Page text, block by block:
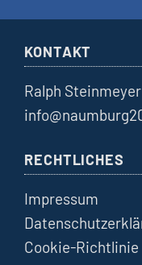
KONTAKT
Ralph Steinmeyer
RECHTLICHES
Impressum
Cookie-Richtlinie